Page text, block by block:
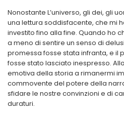
Nonostante L’universo, gli dei, gli
una lettura soddisfacente, che mi
investito fino alla fine. Quando ho
a meno di sentire un senso di
promessa fosse stata infranta, e il
fosse stato lasciato inespresso.
emotiva della storia a rimanermi
commovente del potere della
sfidare le nostre convinzioni e di
duraturi.